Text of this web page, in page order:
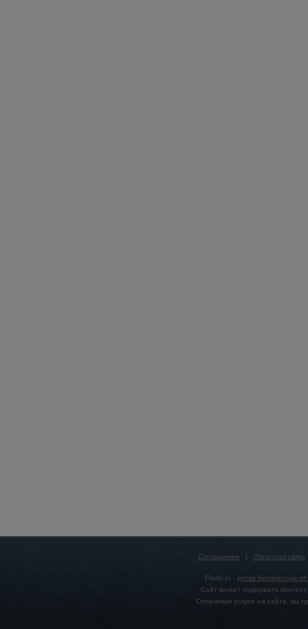
Соглашение | Обратная связь
Flado.ru - доска бесплатных
Сайт может содержать
Оплачивая услуги на сайте, вы